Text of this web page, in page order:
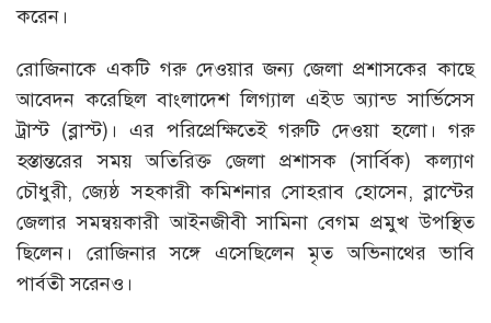
করেন।
রোজিনাকে একটি গরু দেওয়ার জন্য জেলা প্রশাসকের কাছে
আবেদন করেছিল বাংলাদেশ লিগ্যাল এইড অ্যান্ড সার্ভিসেস
ট্রাস্ট (ব্লাস্ট)। এর পরিপ্রেক্ষিতেই গরুটি দেওয়া হলো। গরু
হস্তান্তরের সময় অতিরিক্ত জেলা প্রশাসক (সার্বিক) কল্যাণ
চৌধুরী, জ্যেষ্ঠ সহকারী কমিশনার সোহরাব হোসেন, ব্লাস্টের
জেলার সমন্বয়কারী আইনজীবী সামিনা বেগম প্রমুখ উপস্থিত
ছিলেন। রোজিনার সঙ্গে এসেছিলেন মৃত অভিনাথের ভাবি
পার্বতী সরেনও।